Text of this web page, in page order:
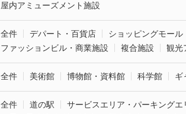
屋内アミューズメント施設
全件 デパート・百貨店 ショッピングモール
ファッションビル・商業施設
複合施設 観光
全件 美術館 博物館・資料館 科学館 ギ
全件 道の駅 サービスエリア・パーキングエ